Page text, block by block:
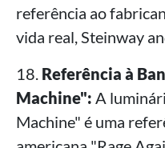
referência ao
vida real, Steinway
18. Referência à
Machine": A
Machine" é uma